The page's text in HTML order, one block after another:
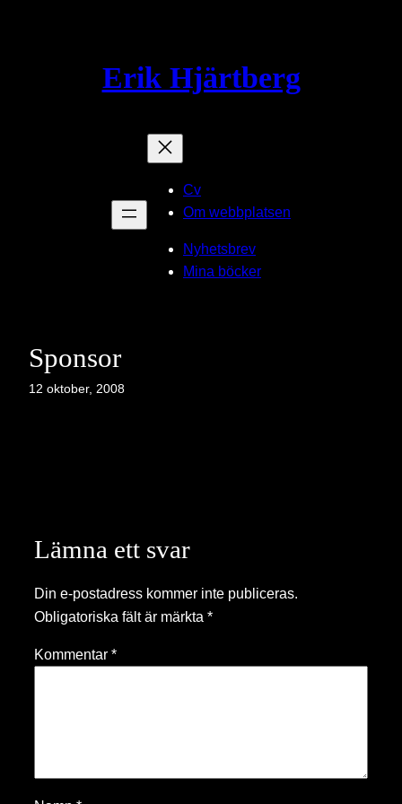
Erik Hjärtberg
Cv
Om webbplatsen
Nyhetsbrev
Mina böcker
Sponsor
12 oktober, 2008
Lämna ett svar
Din e-postadress kommer inte publiceras.
Obligatoriska fält är märkta *
Kommentar *